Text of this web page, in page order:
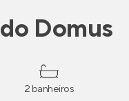
do Domus
2 banheiros